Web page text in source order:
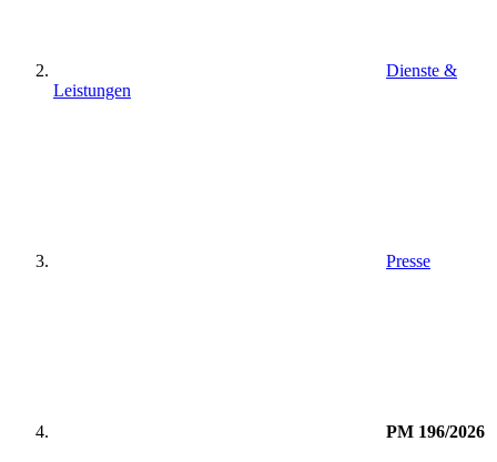
Dienste &
Leistungen
Presse
PM 196/2026